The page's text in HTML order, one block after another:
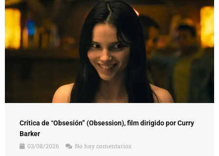
Crítica de “Obsesión” (Obsession), film dirigido por Curry
Barker
03/08/2026
No hay comentarios